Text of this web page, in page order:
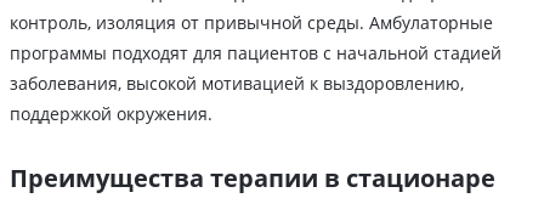
контроль, изоляция от привычной среды. Амбулаторные
программы подходят для пациентов с начальной стадией
заболевания, высокой мотивацией к выздоровлению,
поддержкой окружения.
Преимущества терапии в стационаре